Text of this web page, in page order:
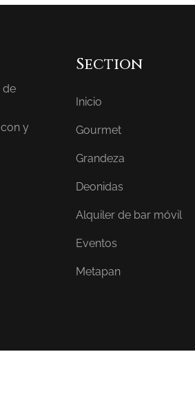
de
y
Section
Inicio
Gourmet
Grandeza
Deonidas
Alquiler de bar móvil
Eventos
Metapan